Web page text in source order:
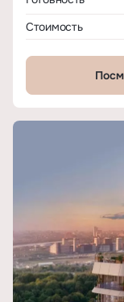
Стоимость